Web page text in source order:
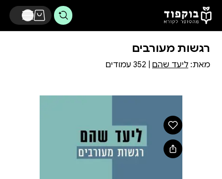
דלג לתוכן הראשי
רגשות מעורבים
מאת: ליעד שהם